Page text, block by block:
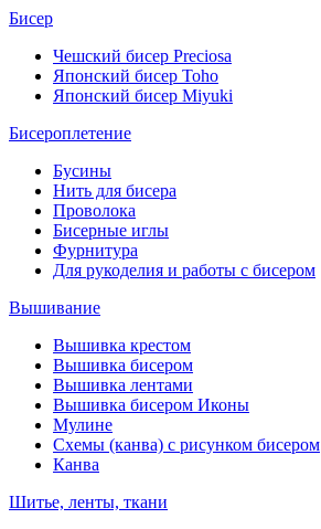
Бисер
Чешский бисер Preciosa
Японский бисер Toho
Японский бисер Miyuki
Бисероплетение
Бусины
Нить для бисера
Проволока
Бисерные иглы
Фурнитура
Для рукоделия и работы с бисером
Вышивание
Вышивка крестом
Вышивка бисером
Вышивка лентами
Вышивка бисером Иконы
Мулине
Схемы (канва) с рисунком бисером
Канва
Шитье, ленты, ткани